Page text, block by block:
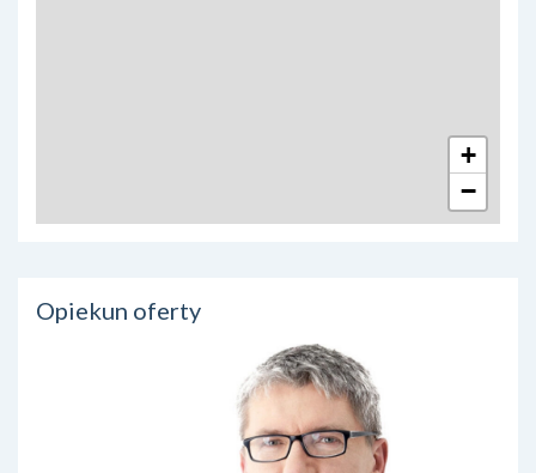
+
−
Opiekun oferty